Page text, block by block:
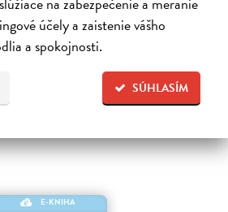
účely a zaistenie vášho
a spokojnosti.
SÚHLASÍM
vo svete, globálny konsenzus, prelud,
dátového bajtu v kyberpriestore. Henry…
EPUB,MOBIaPDF
E-KNIHA